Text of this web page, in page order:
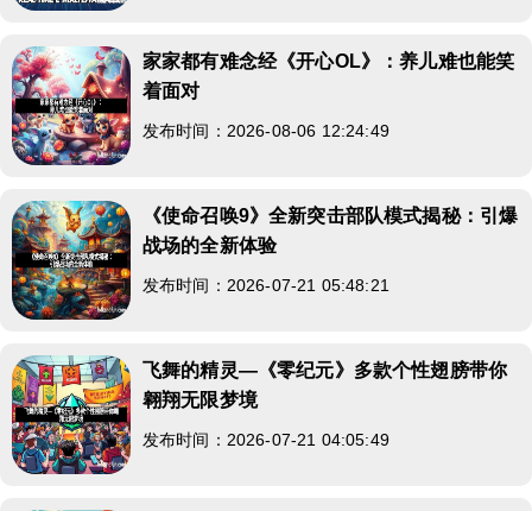
家家都有难念经《开心OL》：养儿难也能笑
着面对
发布时间：2026-08-06 12:24:49
《使命召唤9》全新突击部队模式揭秘：引爆
战场的全新体验
发布时间：2026-07-21 05:48:21
飞舞的精灵—《零纪元》多款个性翅膀带你
翱翔无限梦境
发布时间：2026-07-21 04:05:49